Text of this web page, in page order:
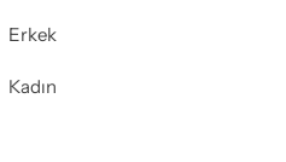
Erkek
Kadın